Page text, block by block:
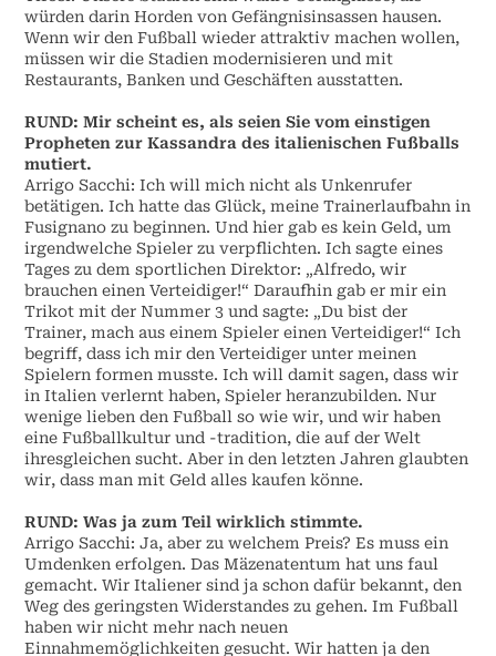
würden darin Horden von Gefängnisinsassen hausen.
Wenn wir den Fußball wieder attraktiv machen wollen,
müssen wir die Stadien modernisieren und mit
Restaurants, Banken und Geschäften ausstatten.
RUND: Mir scheint es, als seien Sie vom einstigen
Propheten zur Kassandra des italienischen Fußballs
mutiert.
Arrigo Sacchi: Ich will mich nicht als Unkenrufer
betätigen. Ich hatte das Glück, meine Trainerlaufbahn in
Fusignano zu beginnen. Und hier gab es kein Geld, um
irgendwelche Spieler zu verpflichten. Ich sagte eines
Tages zu dem sportlichen Direktor: „Alfredo, wir
brauchen einen Verteidiger!“ Daraufhin gab er mir ein
Trikot mit der Nummer 3 und sagte: „Du bist der
Trainer, mach aus einem Spieler einen Verteidiger!“ Ich
begriff, dass ich mir den Verteidiger unter meinen
Spielern formen musste. Ich will damit sagen, dass wir
in Italien verlernt haben, Spieler heranzubilden. Nur
wenige lieben den Fußball so wie wir, und wir haben
eine Fußballkultur und -tradition, die auf der Welt
ihresgleichen sucht. Aber in den letzten Jahren glaubten
wir, dass man mit Geld alles kaufen könne.
RUND: Was ja zum Teil wirklich stimmte.
Arrigo Sacchi: Ja, aber zu welchem Preis? Es muss ein
Umdenken erfolgen. Das Mäzenatentum hat uns faul
gemacht. Wir Italiener sind ja schon dafür bekannt, den
Weg des geringsten Widerstandes zu gehen. Im Fußball
haben wir nicht mehr nach neuen
Einnahmemöglichkeiten gesucht. Wir hatten ja den